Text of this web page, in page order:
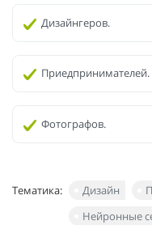
Дизайнгеров.
Приедпринимателей.
Фотографов.
Тематика: Дизайн
Нейронные